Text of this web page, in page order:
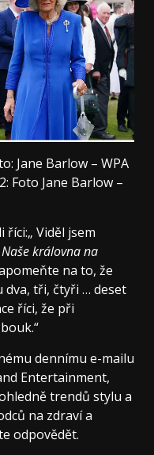
Jane Barlow – WPA
Foto Jane Barlow –
Viděl jsem
Naše královna na
na to, že
dva, tři, čtyři … deset
říci, že při
dennímu e-mailu
Entertainment,
trendů stylu a
na zdraví a
odpovědět.